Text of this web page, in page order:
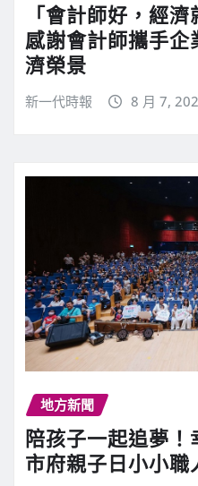
「會計師好，經
感謝會計師攜手
濟榮景
新一代時報 8 月 7,
地方新聞
陪孩子一起追夢！
市府親子日小小職